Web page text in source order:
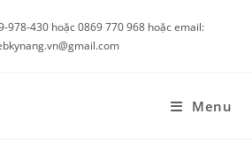
978-430 hoặc 0869 770 968 hoặc email:
Menu